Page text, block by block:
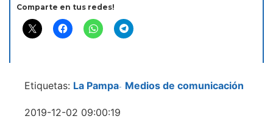
Comparte en tus redes!
Etiquetas: La Pampa- Medios de comunicación
2019-12-02 09:00:19